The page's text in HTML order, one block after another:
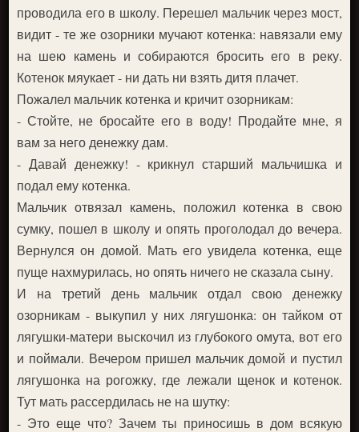
проводила его в школу. Перешел мальчик через мост,
видит - те же озорники мучают котенка: навязали ему
на шею камень и собираются бросить его в реку.
Котенок мяукает - ни дать ни взять дитя плачет.
Пожалел мальчик котенка и кричит озорникам:
- Стойте, не бросайте его в воду! Продайте мне, я
вам за него денежку дам.
- Давай денежку! - крикнул старший мальчишка и
подал ему котенка.
Мальчик отвязал камень, положил котенка в свою
сумку, пошел в школу и опять проголодал до вечера.
Вернулся он домой. Мать его увидела котенка, еще
пуще нахмурилась, но опять ничего не сказала сыну.
И на третий день мальчик отдал свою денежку
озорникам - выкупил у них лягушонка: он тайком от
лягушки-матери выскочил из глубокого омута, вот его
и поймали. Вечером пришел мальчик домой и пустил
лягушонка на рогожку, где лежали щенок и котенок.
Тут мать рассердилась не на шутку:
- Это еще что? Зачем ты приносишь в дом всякую